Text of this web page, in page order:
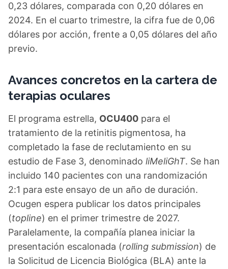
0,23 dólares, comparada con 0,20 dólares en
2024. En el cuarto trimestre, la cifra fue de 0,06
dólares por acción, frente a 0,05 dólares del año
previo.
Avances concretos en la cartera de
terapias oculares
El programa estrella, OCU400 para el
tratamiento de la retinitis pigmentosa, ha
completado la fase de reclutamiento en su
estudio de Fase 3, denominado liMeliGhT. Se han
incluido 140 pacientes con una randomización
2:1 para este ensayo de un año de duración.
Ocugen espera publicar los datos principales
(topline) en el primer trimestre de 2027.
Paralelamente, la compañía planea iniciar la
presentación escalonada (rolling submission) de
la Solicitud de Licencia Biológica (BLA) ante la